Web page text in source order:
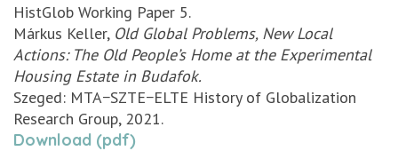
HistGlob Working Paper 5.
Márkus Keller, Old Global Problems, New Local
Actions: The Old People’s Home at the Experimental
Housing Estate in Budafok.
Szeged: MTA−SZTE−ELTE History of Globalization
Research Group, 2021.
Download (pdf)